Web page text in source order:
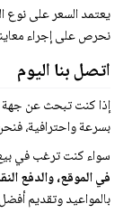
يعتمد السعر على نوع
نحرص على إجراء
اتصل بنا اليوم
إذا كنت تبحث عن
بسرعة واحترافية،
سواء كنت ترغب في
في الموقع، والدفع
بالمواعيد وتقديم